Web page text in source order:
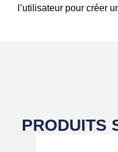
l’utilisateur pour créer
PRODUITS